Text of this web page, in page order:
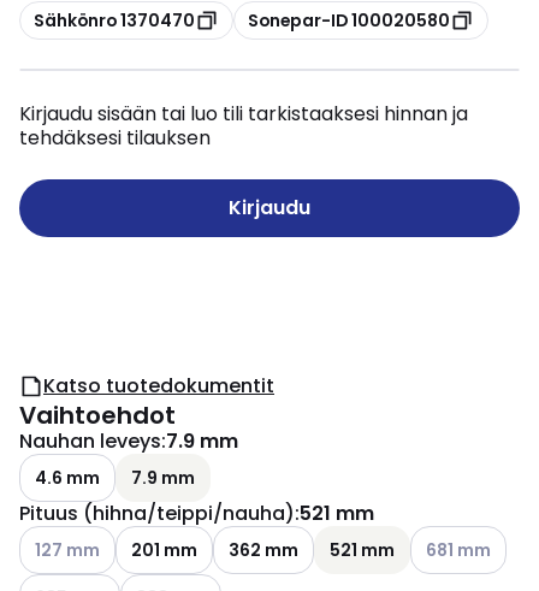
Kopioi
Sähkönro 1370470 Kopioi
Sonepar-ID 100020580
Kirjaudu sisään tai luo tili tarkistaaksesi hinnan ja
tehdäksesi tilauksen
Kirjaudu
Katso tuotedokumentit
Vaihtoehdot
Nauhan leveys:7.9 mm
4.6 mm 7.9 mm
Pituus (hihna/teippi/nauha):521 mm
Katso käytettävissä olevat vaihtoehdot
127 mm 201 mm 362 mm 521 mm Katso
681 mm